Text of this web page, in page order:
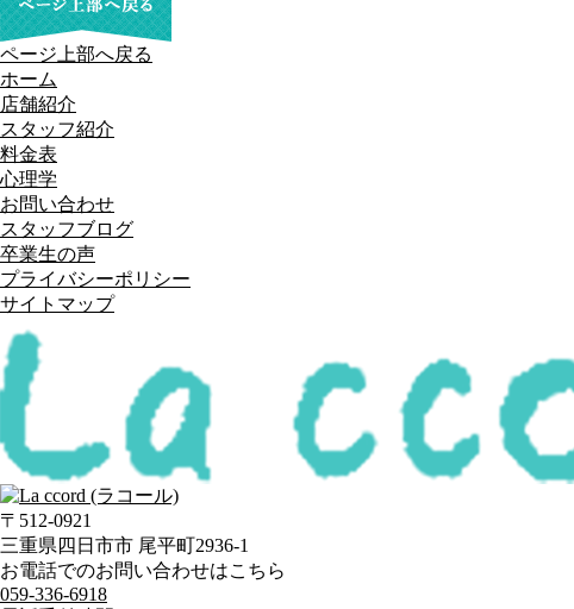
ページ上部へ戻る
ホーム
店舗紹介
スタッフ紹介
料金表
心理学
お問い合わせ
スタッフブログ
卒業生の声
プライバシーポリシー
サイトマップ
〒512-0921
三重県四日市市 尾平町2936-1
お電話でのお問い合わせはこちら
059-336-6918